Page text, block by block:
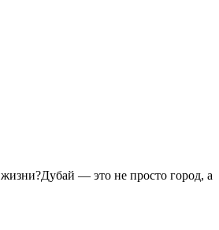
— это не просто город, а